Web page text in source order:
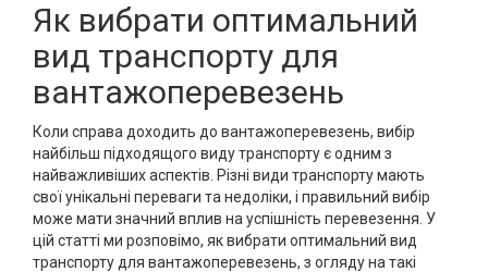
Як вибрати оптимальний
вид транспорту для
вантажоперевезень
Коли справа доходить до вантажоперевезень, вибір
найбільш підходящого виду транспорту є одним з
найважливіших аспектів. Різні види транспорту мають
свої унікальні переваги та недоліки, і правильний вибір
може мати значний вплив на успішність перевезення. У
цій статті ми розповімо, як вибрати оптимальний вид
транспорту для вантажоперевезень, з огляду на такі